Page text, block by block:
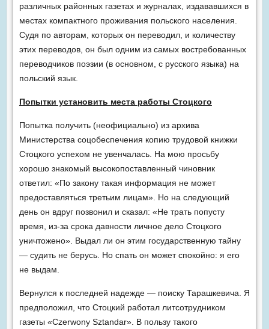
различных районных газетах и журналах, издававшихся в
местах компактного проживания польского населения.
Судя по авторам, которых он переводил, и количеству
этих переводов, он был одним из самых востребованных
переводчиков поэзии (в основном, с русского языка) на
польский язык.
Попытки установить места работы Стоцкого
Попытка получить (неофициально) из архива
Министерства соцобеспечения копию трудовой книжки
Стоцкого успехом не увенчалась. На мою просьбу
хорошо знакомый высокопоставленный чиновник
ответил: «По закону такая информация не может
предоставляться третьим лицам». Но на следующий
день он вдруг позвонил и сказал: «Не трать попусту
время, из-за срока давности личное дело Стоцкого
уничтожено». Выдал ли он этим государственную тайну
— судить не берусь. Но спать он может спокойно: я его
не выдам.
Вернулся к последней надежде — поиску Тарашкевича. Я
предположил, что Стоцкий работал литсотрудником
газеты «Czerwony Sztandar». В пользу такого